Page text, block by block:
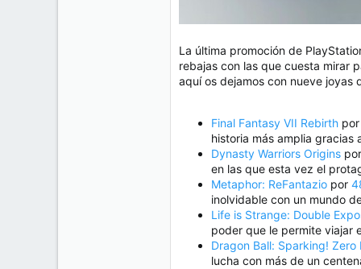
La última promoción de
rebajas con las que cuesta mirar
aquí os dejamos con nueve joyas
Final Fantasy VII Rebirth por
historia más amplia gracias
Dynasty Warriors Origins por
en las que esta vez el
Metaphor: ReFantazio por
inolvidable con un mundo
Life is Strange: Double
poder que le permite viajar
Dragon Ball: Sparking! Zero
lucha con más de un